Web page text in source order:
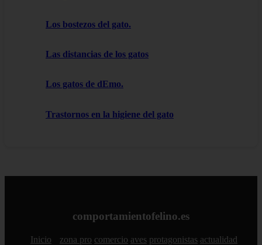
Los bostezos del gato.
Las distancias de los gatos
Los gatos de dEmo.
Trastornos en la higiene del gato
comportamientofelino.es
Inicio zona pro comercio aves protagonistas actualidad